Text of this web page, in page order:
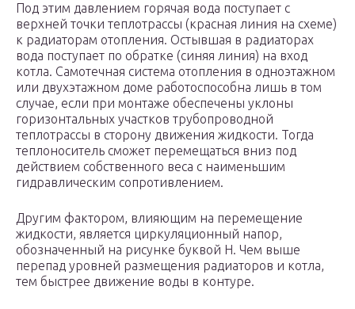
Под этим давлением горячая вода поступает с
верхней точки теплотрассы (красная линия на схеме)
к радиаторам отопления. Остывшая в радиаторах
вода поступает по обратке (синяя линия) на вход
котла. Самотечная система отопления в одноэтажном
или двухэтажном доме работоспособна лишь в том
случае, если при монтаже обеспечены уклоны
горизонтальных участков трубопроводной
теплотрассы в сторону движения жидкости. Тогда
теплоноситель сможет перемещаться вниз под
действием собственного веса с наименьшим
гидравлическим сопротивлением.
Другим фактором, влияющим на перемещение
жидкости, является циркуляционный напор,
обозначенный на рисунке буквой Н. Чем выше
перепад уровней размещения радиаторов и котла,
тем быстрее движение воды в контуре.